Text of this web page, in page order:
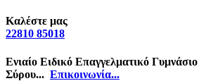
Καλέστε μας
22810 85018
Ενιαίο Ειδικό Επαγγελματικό
Σύρου... Επικοινωνία...